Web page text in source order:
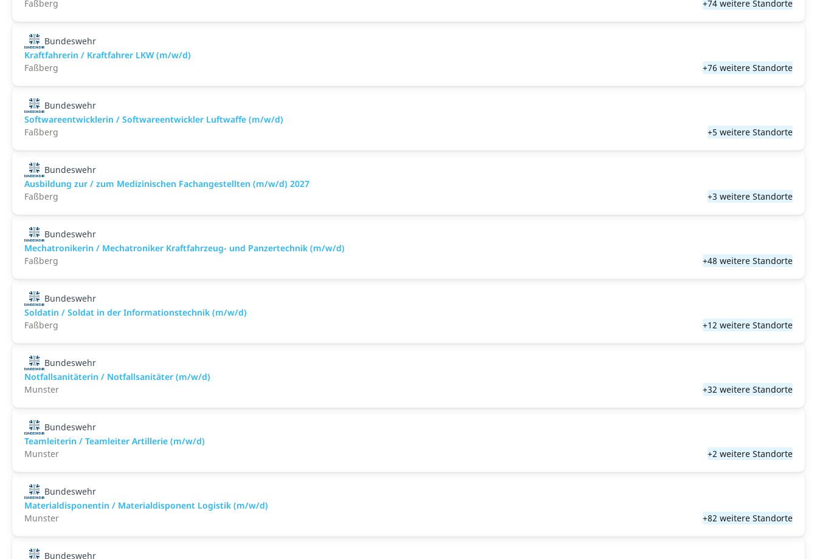
Faßberg
+74 weitere Standorte
Bundeswehr
Kraftfahrerin / Kraftfahrer LKW (m/w/d)
Faßberg
+76 weitere Standorte
Bundeswehr
Softwareentwicklerin / Softwareentwickler Luftwaffe (m/w/d)
Faßberg
+5 weitere Standorte
Bundeswehr
Ausbildung zur / zum Medizinischen Fachangestellten (m/w/d) 2027
Faßberg
+3 weitere Standorte
Bundeswehr
Mechatronikerin / Mechatroniker Kraftfahrzeug- und Panzertechnik (m/w/d)
Faßberg
+48 weitere Standorte
Bundeswehr
Soldatin / Soldat in der Infor­mations­technik (m/w/d)
Faßberg
+12 weitere Standorte
Bundeswehr
Notfallsanitäterin / Notfallsanitäter (m/w/d)
Munster
+32 weitere Standorte
Bundeswehr
Teamleiterin / Teamleiter Artillerie (m/w/d)
Munster
+2 weitere Standorte
Bundeswehr
Materialdisponentin / Materialdisponent Logistik (m/w/d)
Munster
+82 weitere Standorte
Bundeswehr